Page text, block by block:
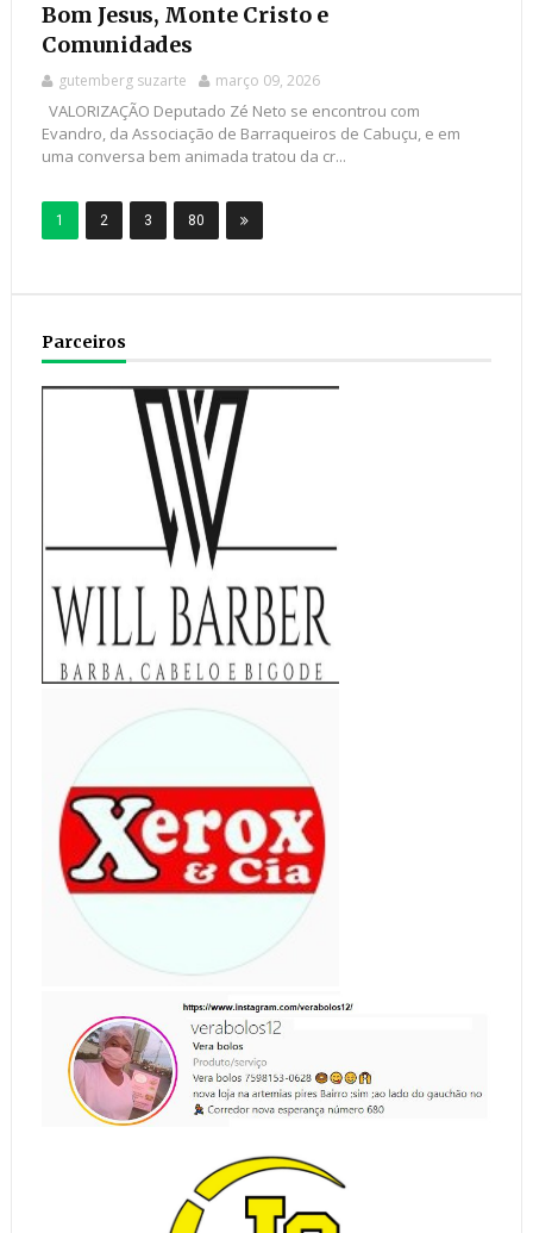
Bom Jesus, Monte Cristo e
Comunidades
gutemberg suzarte março 09, 2026
VALORIZAÇÃO Deputado Zé Neto se encontrou com
Evandro, da Associação de Barraqueiros de Cabuçu, e em
uma conversa bem animada tratou da cr...
1 2 3 80
Parceiros